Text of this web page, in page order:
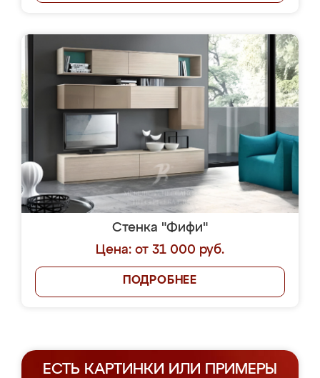
Стенка "Фифи"
Цена: от 31 000 руб.
ПОДРОБНЕЕ
ЕСТЬ КАРТИНКИ ИЛИ ПРИМЕРЫ